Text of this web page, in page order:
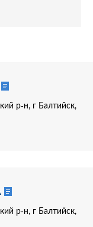
р-н, г Балтийск,
р-н, г Балтийск,